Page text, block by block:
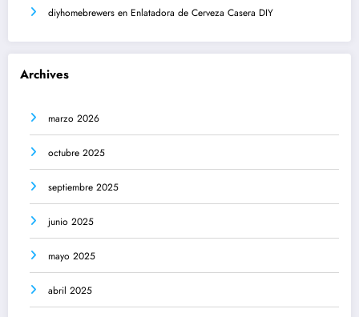
diyhomebrewers en Enlatadora de Cerveza Casera DIY
Archives
marzo 2026
octubre 2025
septiembre 2025
junio 2025
mayo 2025
abril 2025